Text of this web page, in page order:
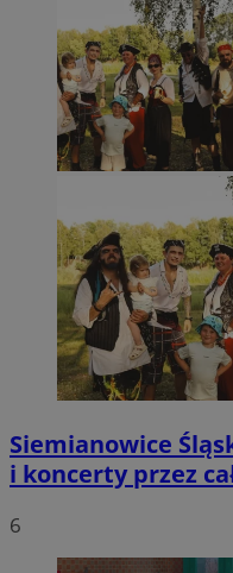
Siemianowice
i koncerty przez
6